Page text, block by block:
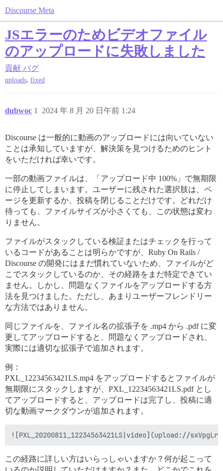
Discourse Meta
JSエラーのためビデオファイル
のアップロードに失敗しました
貢献 バグ
uploads, fixed
dubwoc 2024 年 8 月 20 日午前 1:24
1
Discourse は一般的に動画のアップロードには向いていない
ことは承知していますが、解決策を見つけるためのヒント
をいただければ幸いです。
一部の動画ファイルは、「アップロード中 100%」で無期限
に停止してしまいます。ユーザーに残された選択肢は、ペ
ージを更新するか、投稿を閉じることだけです。どれだけ
待っても、ファイルサイズが小さくても、この状態は変わ
りません。
ファイルがスタックしている検証またはチェックを行って
いるコードがあることは明らかですが、Ruby On Rails /
Discourse の開発にはまだ慣れていないため、ファイルがど
こでスタックしているのか、その経路をまだ特定できてい
ません。しかし、問題なくファイルをアップロードする方
法を見つけました。ただし、あまりユーザーフレンドリー
な方法ではありません。
同じファイルを、ファイル名の拡張子を .mp4 から .pdf に変
更してアップロードすると、問題なくアップロードされ、
実際には適切な拡張子で追加されます。
例：
PXL_12234563421LS.mp4 をアップロードするとファイルが
無期限にスタックしますが、PXL_12234563421LS.pdf とし
てアップロードすると、アップロードは完了し、投稿に適
切な動画マークダウンが追加されます。
この経路に詳しい方はいらっしゃいますか？何が起こって